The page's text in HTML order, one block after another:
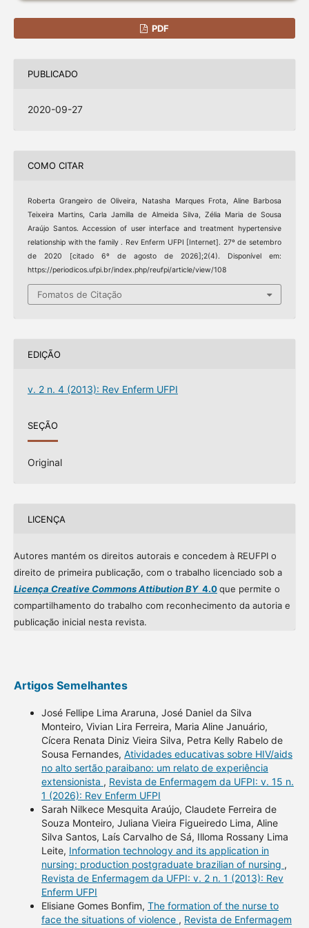
PDF
PUBLICADO
2020-09-27
COMO CITAR
Roberta Grangeiro de Oliveira, Natasha Marques Frota, Aline Barbosa
Teixeira Martins, Carla Jamilla de Almeida Silva, Zélia Maria de Sousa
Araújo Santos. Accession of user interface and treatment hypertensive
relationship with the family . Rev Enferm UFPI [Internet]. 27º de setembro
de 2020 [citado 6º de agosto de 2026];2(4). Disponível em:
https://periodicos.ufpi.br/index.php/reufpi/article/view/108
Fomatos de Citação
EDIÇÃO
v. 2 n. 4 (2013): Rev Enferm UFPI
SEÇÃO
Original
LICENÇA
Autores mantém os direitos autorais e concedem à REUFPI o
direito de primeira publicação, com o trabalho licenciado sob a
Licença Creative Commons Attibution BY4.0que permite o
compartilhamento do trabalho com reconhecimento da autoria e
publicação inicial nesta revista.
Artigos Semelhantes
José Fellipe Lima Araruna, José Daniel da Silva
Monteiro, Vivian Lira Ferreira, Maria Aline Januário,
Cícera Renata Diniz Vieira Silva, Petra Kelly Rabelo de
Sousa Fernandes, Atividades educativas sobre HIV/aids
no alto sertão paraibano: um relato de experiência
extensionista , Revista de Enfermagem da UFPI: v. 15 n.
1 (2026): Rev Enferm UFPI
Sarah Nilkece Mesquita Araújo, Claudete Ferreira de
Souza Monteiro, Juliana Vieira Figueiredo Lima, Aline
Silva Santos, Laís Carvalho de Sá, Illoma Rossany Lima
Leite, Information technology and its application in
nursing: production postgraduate brazilian of nursing ,
Revista de Enfermagem da UFPI: v. 2 n. 1 (2013): Rev
Enferm UFPI
Elisiane Gomes Bonfim, The formation of the nurse to
face the situations of violence , Revista de Enfermagem